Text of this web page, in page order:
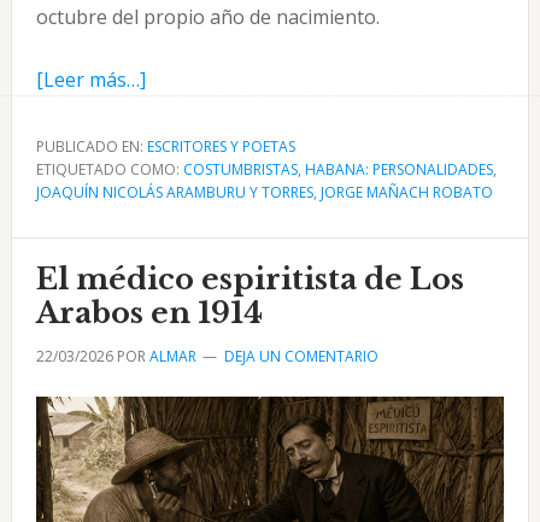
octubre del propio año de nacimiento.
[Leer más…]acerca
Joaquín
Nicolás
Aramburu
y
Torres
notable
periodista
PUBLICADO EN: ESCRITORES Y POETAS
ETIQUETADO COMO: COSTUMBRISTAS, HABANA: PERSONALIDADES,
JOAQUÍN NICOLÁS ARAMBURU Y TORRES, JORGE MAÑACH ROBATO
El médico espiritista de Los
Arabos en 1914
22/03/2026PORALMAR DEJA UN COMENTARIO